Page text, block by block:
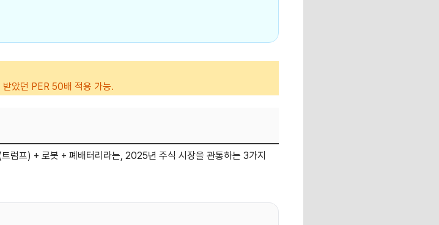
받았던 PER 50배 적용 가능.
럼프) + 로봇 + 폐배터리라는, 2025년 주식 시장을 관통하는 3가지